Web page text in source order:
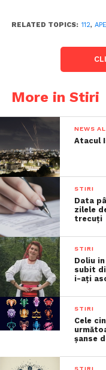
RELATED TOPICS: 112,
More in Stiri
NEWS
Atacul
STIRI
Data
zilele
trecuţi
STIRI
Doliu
subit
i-ați
STIRI
Cele
șanse